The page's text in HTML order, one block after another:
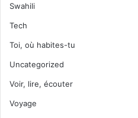
Swahili
Tech
Toi, où habites-tu
Uncategorized
Voir, lire, écouter
Voyage